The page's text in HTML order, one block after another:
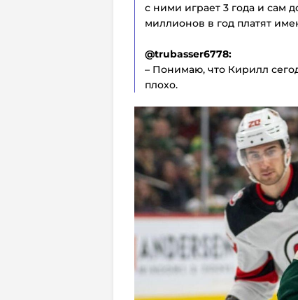
с ними играет 3 года и сам
миллионов в год платят
@trubasser6778:
– Понимаю, что Кирилл
плохо.